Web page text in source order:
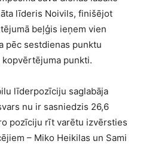
līderis Noivils, finišējot
beļģis ieņem vien
pēc sestdienas punktu
punkti.
līderpozīciju saglabāja
nu ir sasniedzis 26,6
pozīciju rīt varētu izvērsties
– Miko Heikilas un Sami